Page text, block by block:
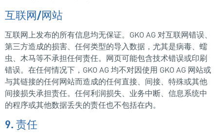
互联网/网站
互联网上发布的所有信息均无保证。GKO AG 对互联网错误、
第三方造成的损害、任何类型的导入数据，尤其是病毒、蠕
虫、木马等不承担任何责任。网页可能包含技术错误或印刷
错误。在任何情况下，GKO AG 均不对因使用 GKO AG 网站或
与其链接的任何网站而造成的任何直接、间接、特殊或其他
间接损失承担责任。任何利润损失、业务中断、信息系统中
的程序或其他数据丢失的责任也不包括在内。
9. 责任